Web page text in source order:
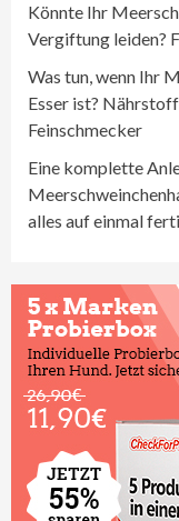
Könnte Ihr
Vergiftung leiden?
Was tun, wenn Ihr
Esser ist?
Feinschmecker
Eine komplette
alles auf einmal